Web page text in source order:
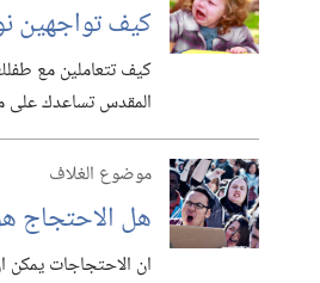
كيف تواجهين
كيف تتعاملين مع
المقدس تساعدك على
موضوع الغلاف
هل الاحتجاج
ان الاحتجاجات يمكن